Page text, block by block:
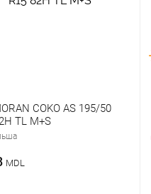
COKO AS 195/50
TL M+S
MDL